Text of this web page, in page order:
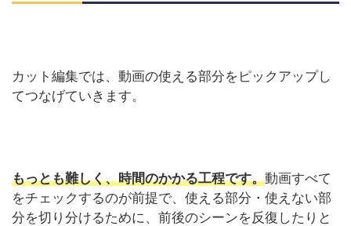
カット編集では、動画の使える部分をピックアップし
てつなげていきます。
もっとも難しく、時間のかかる工程です。動画すべて
をチェックするのが前提で、使える部分・使えない部
分を切り分けるために、前後のシーンを反復したりと